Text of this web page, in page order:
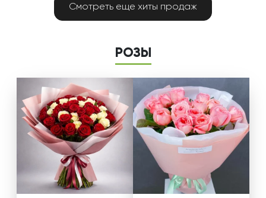
Смотреть еще хиты продаж
РОЗЫ